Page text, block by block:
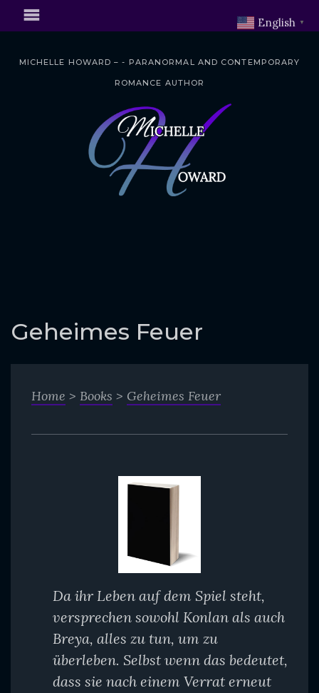
MICHELLE HOWARD – - PARANORMAL AND CONTEMPORARY
ROMANCE AUTHOR
o
c
o
Geheimes Feuer
Home > Books > Geheimes Feuer
Da ihr Leben auf dem Spiel steht,
versprechen sowohl Konlan als auch
Breya, alles zu tun, um zu
überleben. Selbst wenn das bedeutet,
dass sie nach einem Verrat erneut
English ▼